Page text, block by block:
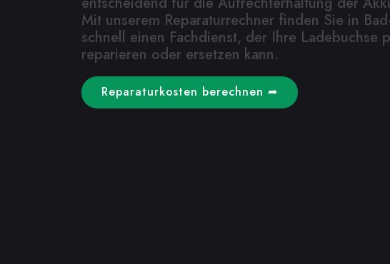
Mit unserem Reparaturrechner finden Sie in
schnell einen Fachdienst, der Ihre Ladebuchse
reparieren oder ersetzen kann.
Reparaturkosten berechnen ➦